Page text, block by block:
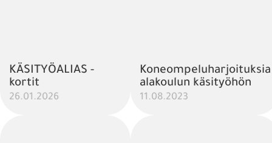
KÄSITYÖALIAS -
kortit
26.01.2026
Koneompeluharjoituksia
alakoulun käsityöhön
11.08.2023